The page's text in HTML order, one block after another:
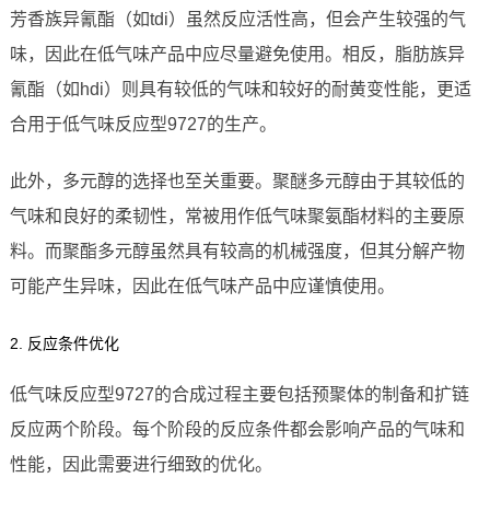
芳香族异氰酯（如tdi）虽然反应活性高，但会产生较强的气
味，因此在低气味产品中应尽量避免使用。相反，脂肪族异
氰酯（如hdi）则具有较低的气味和较好的耐黄变性能，更适
合用于低气味反应型9727的生产。
此外，多元醇的选择也至关重要。聚醚多元醇由于其较低的
气味和良好的柔韧性，常被用作低气味聚氨酯材料的主要原
料。而聚酯多元醇虽然具有较高的机械强度，但其分解产物
可能产生异味，因此在低气味产品中应谨慎使用。
2. 反应条件优化
低气味反应型9727的合成过程主要包括预聚体的制备和扩链
反应两个阶段。每个阶段的反应条件都会影响产品的气味和
性能，因此需要进行细致的优化。